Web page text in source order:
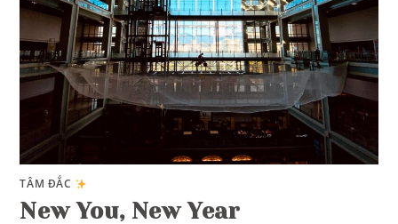
TÂM ĐẮC
New You, New Year